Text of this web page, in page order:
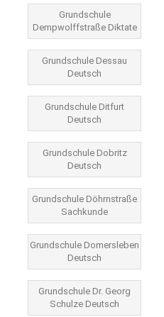
Grundschule
Dempwolffstraße Diktate
Grundschule Dessau
Deutsch
Grundschule Ditfurt
Deutsch
Grundschule Dobritz
Deutsch
Grundschule Döhrnstraße
Sachkunde
Grundschule Domersleben
Deutsch
Grundschule Dr. Georg
Schulze Deutsch